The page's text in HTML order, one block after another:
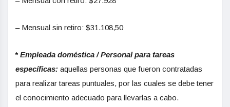
– Mensual sin retiro: $31.108,50
* Empleada doméstica / Personal para tareas
específicas: aquellas personas que fueron contratadas
para realizar tareas puntuales, por las cuales se debe tener
el conocimiento adecuado para llevarlas a cabo.